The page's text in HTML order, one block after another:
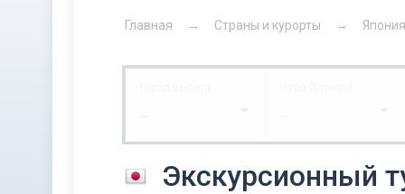
Главная Страны и курорты Япония
... ...
Экскурсионный